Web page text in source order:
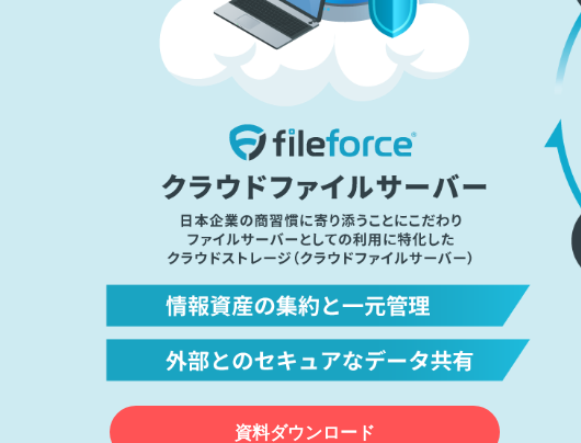
資料ダウンロード